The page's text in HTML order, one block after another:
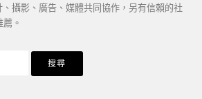
攝影、廣告、媒體共同協作，另有信賴的社
。